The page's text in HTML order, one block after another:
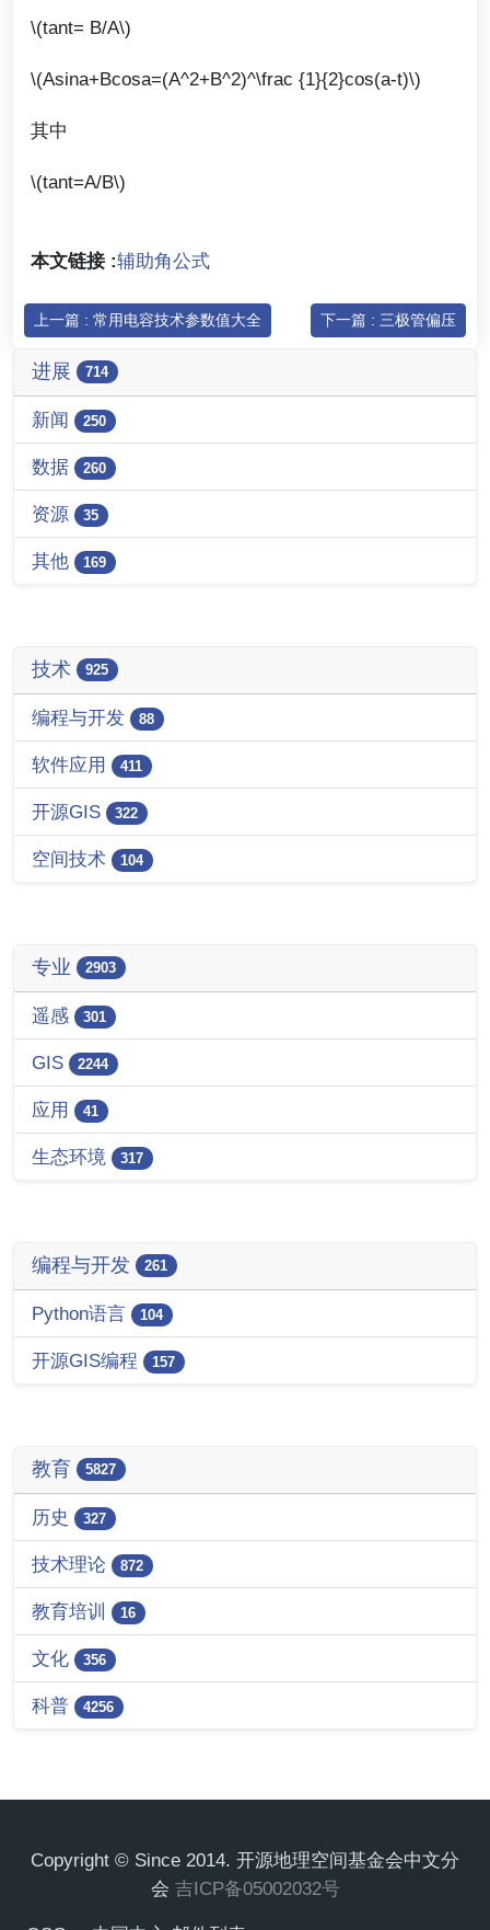
\(tant= B/A\)
\(Asina+Bcosa=(A^2+B^2)^\frac {1}{2}cos(a-t)\)
其中
\(tant=A/B\)
本文链接 :辅助角公式
上一篇 : 常用电容技术参数值大全 下一篇 : 三极管偏压
进展 714
新闻 250
数据 260
资源 35
其他 169
技术 925
编程与开发 88
软件应用 411
开源GIS 322
空间技术 104
专业 2903
遥感 301
GIS 2244
应用 41
生态环境 317
编程与开发 261
Python语言 104
开源GIS编程 157
教育 5827
历史 327
技术理论 872
教育培训 16
文化 356
科普 4256
Copyright © Since 2014. 开源地理空间基金会中文分
会 吉ICP备05002032号